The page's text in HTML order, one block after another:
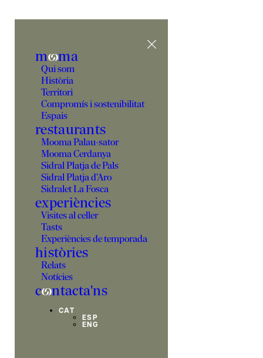
m oma
Qui som
Història
Territori
Compromís i sostenibilitat
Espais
restaurants
Mooma Palau-sator
Mooma Cerdanya
Sidral Platja de Pals
Sidral Platja d'Aro
Sidralet La Fosca
experiències
Visites al celler
Tasts
Experiències de temporada
històries
Relats
Notícies
c ontacta'ns
CAT
ESP
ENG